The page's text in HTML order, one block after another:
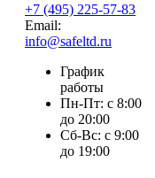
+7 (495) 225-57-83
Email:
info@safeltd.ru
График
работы
Пн-Пт: с 8:00
до 20:00
Сб-Вс: с 9:00
до 19:00